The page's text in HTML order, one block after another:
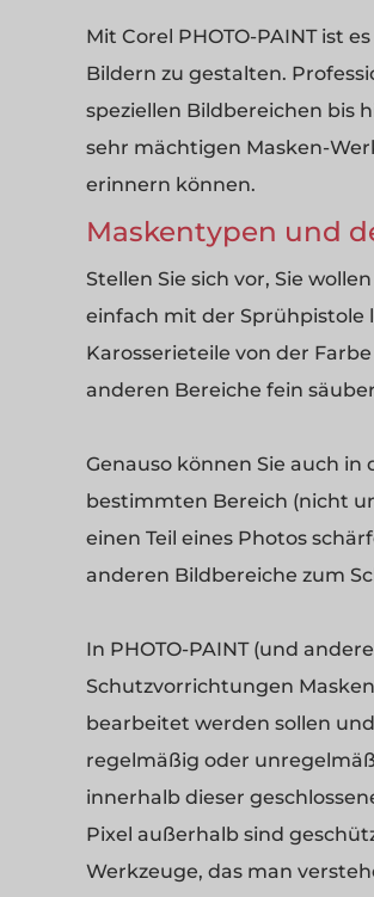
Mit Corel PHOTO-PAINT ist
Bildern zu gestalten.
speziellen Bildbereichen bis
sehr mächtigen Masken-
erinnern können.
Maskentypen und
Stellen Sie sich vor, Sie
einfach mit der Sprühpistole
Karosserieteile von der
anderen Bereiche fein
Genauso können Sie auch in
bestimmten Bereich (nicht
einen Teil eines Photos
anderen Bildbereiche zum
In PHOTO-PAINT (und
Schutzvorrichtungen
bearbeitet werden sollen
regelmäßig oder
innerhalb dieser
Pixel außerhalb sind
Werkzeuge, das man